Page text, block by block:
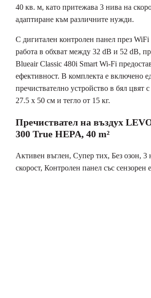
40 кв. м, като притежава 3 нива на
адаптиране към различните нужди.
С дигитален контролен панел през
работа в обхват между 32 dB и 52 dB,
Blueair Classic 480i Smart Wi-Fi
ефективност. В комплекта е включено
пречиствателно устройство в бял цвят
27.5 x 50 см и тегло от 15 кг.
Пречиствател на въздух
300 True HEPA, 40 m²
Активен въглен, Супер тих, Без озон, 3
скорост, Контролен панел със сензорен